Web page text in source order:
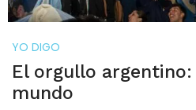
YO DIGO
El orgullo
mundo